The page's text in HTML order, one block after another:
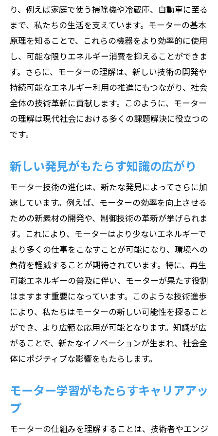
り、例えば家庭で使う掃除機や冷蔵庫、自動車に至る
まで、私たちの生活を支えています。モーターの基本
原理を知ることで、これらの機器をより効率的に使用
し、可能な限りエネルギー消費を抑えることができま
す。さらに、モーターの理解は、新しい技術の開発や
持続可能なエネルギー利用の推進にもつながり、社会
全体の技術革新に貢献します。このように、モーター
の理解は現代社会における多くの課題解決に役立つの
です。
新しい発見がもたらす知識の広がり
モーター技術の進化は、新たな発見によってさらに加
速しています。例えば、モーターの効率を向上させる
ための新素材の開発や、制御技術の革新が挙げられま
す。これにより、モーターはより少ないエネルギーで
より多くの仕事をこなすことが可能になり、環境への
負荷を軽減することが期待されています。特に、再生
可能エネルギーの普及に伴い、モーターが果たす役割
はますます重要になっています。このような技術進歩
により、私たちはモーターの新しい可能性を探ること
ができ、より広範な応用が可能となります。知識が広
がることで、新たなイノベーションが生まれ、社会全
体にポジティブな影響をもたらします。
モーター学習がもたらすキャリアアッ
プ
モーターの仕組みを理解することは、技術者やエンジ